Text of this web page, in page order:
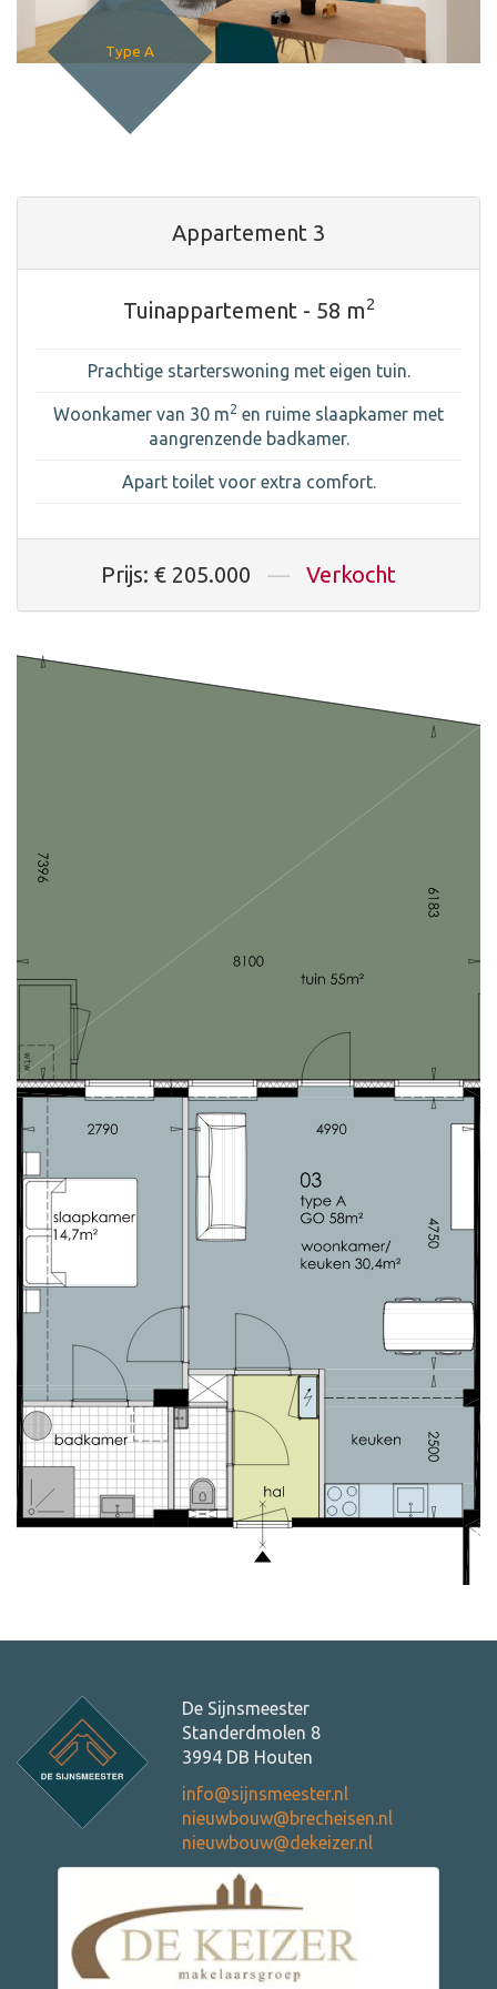
Type A
Appartement 3
Tuinappartement - 58 m2
Prachtige starterswoning met eigen tuin.
Woonkamer van 30 m2 en ruime slaapkamer met
aangrenzende badkamer.
Apart toilet voor extra comfort.
Prijs: € 205.000 — Verkocht
De Sijnsmeester
Standerdmolen 8
3994 DB Houten
info@sijnsmeester.nl
nieuwbouw@brecheisen.nl
nieuwbouw@dekeizer.nl